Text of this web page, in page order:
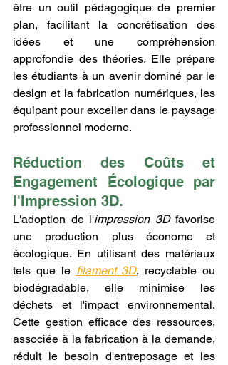
être un outil pédagogique de premier
plan, facilitant la concrétisation des
idées et une compréhension
approfondie des théories. Elle prépare
les étudiants à un avenir dominé par le
design et la fabrication numériques, les
équipant pour exceller dans le paysage
professionnel moderne.
Réduction des Coûts et
Engagement Écologique par
l'Impression 3D.
L'adoption de l'impression 3D favorise
une production plus économe et
écologique. En utilisant des matériaux
tels que le filament 3D, recyclable ou
biodégradable, elle minimise les
déchets et l'impact environnemental.
Cette gestion efficace des ressources,
associée à la fabrication à la demande,
réduit le besoin d'entreposage et les